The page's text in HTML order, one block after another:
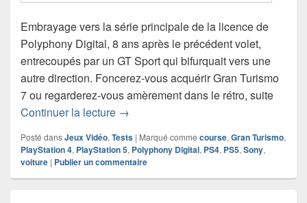
Embrayage vers la série principale de la licence de
Polyphony Digital, 8 ans après le précédent volet,
entrecoupés par un GT Sport qui bifurquait vers une
autre direction. Foncerez-vous acquérir Gran Turismo
7 ou regarderez-vous amèrement dans le rétro, suite
Continuer la lecture Chronique jeu vidéo Gran Turismo 7
→
Posté dansJeux Vidéo, Tests | Marqué comme course, Gran Turismo,
PlayStation 4, PlayStation 5, Polyphony Digital, PS4, PS5, Sony,
voiture | Publier un commentaire